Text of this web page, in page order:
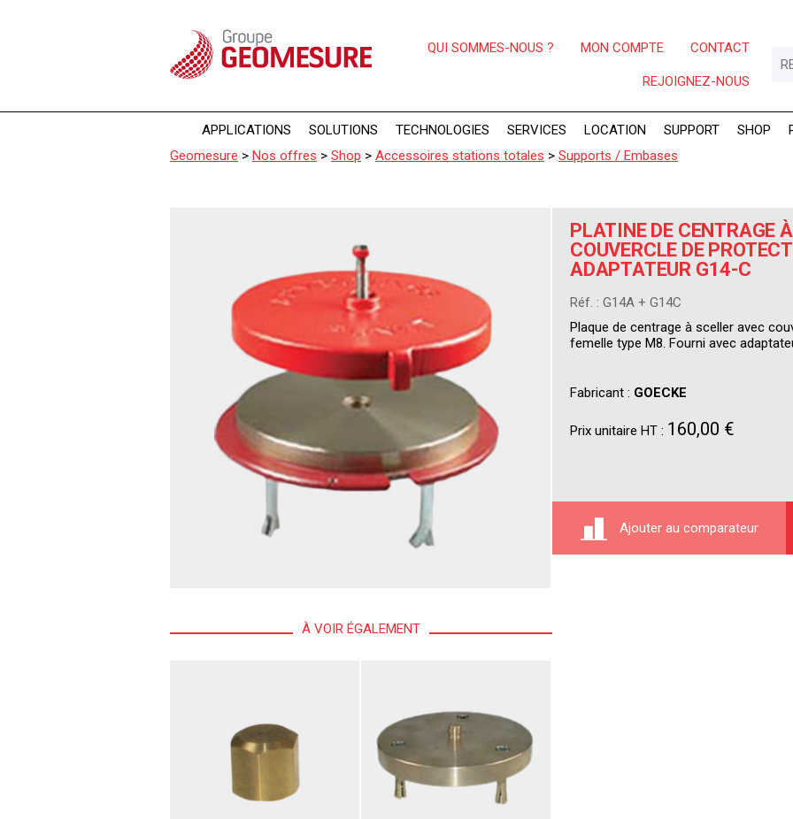
QUI SOMMES-NOUS ? MON COMPTE CONTACT
REJOIGNEZ-NOUS
APPLICATIONS SOLUTIONS TECHNOLOGIES SERVICES LOCATION SUPPORT SHOP
Geomesure > Nos offres > Shop > Accessoires stations totales > Supports / Embases
PLATINE DE CENTRAGE
COUVERCLE DE
ADAPTATEUR G14-C
Réf. : G14A + G14C
Plaque de centrage à sceller avec
femelle type M8. Fourni avec
Fabricant : GOECKE
Prix unitaire HT : 160,00 €
Ajouter au comparateur
À VOIR ÉGALEMENT